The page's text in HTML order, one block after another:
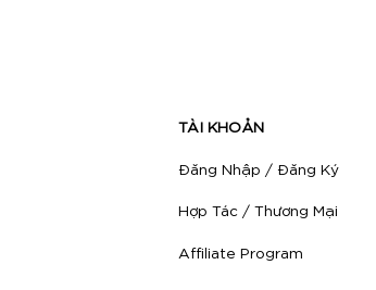
TÀI KHOẢN
Đăng Nhập / Đăng Ký
Hợp Tác / Thương Mại
Affiliate Program